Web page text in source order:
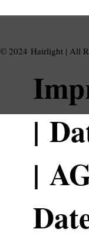
© 2024 Hairlight | All
|
|